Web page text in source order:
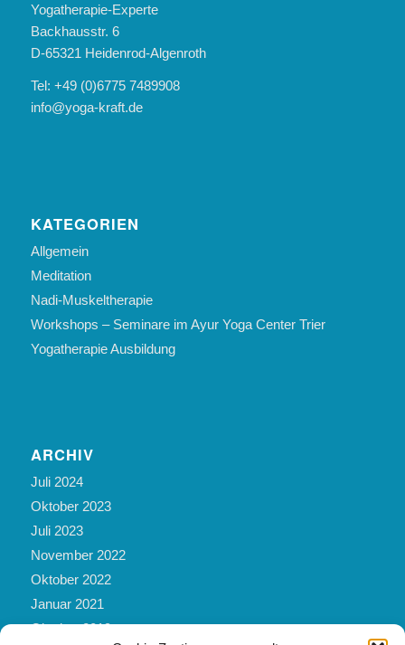
Yogatherapie-Experte
Backhausstr. 6
D-65321 Heidenrod-Algenroth
Tel: +49 (0)6775 7489908
info@yoga-kraft.de
KATEGORIEN
Allgemein
Meditation
Nadi-Muskeltherapie
Workshops – Seminare im Ayur Yoga Center Trier
Yogatherapie Ausbildung
ARCHIV
Juli 2024
Oktober 2023
Juli 2023
November 2022
Oktober 2022
Januar 2021
Oktober 2019